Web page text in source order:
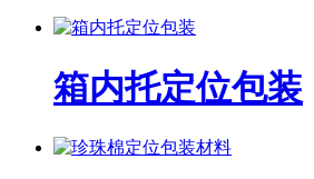
箱内托定位包装